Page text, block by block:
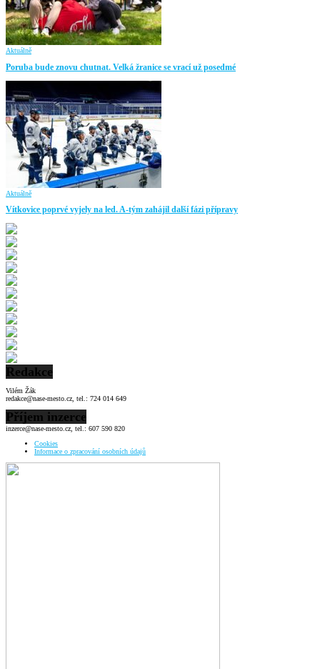
Aktuálně
Poruba bude znovu chutnat. Velká žranice se vrací už posedmé
Aktuálně
Vítkovice poprvé vyjely na led. A-tým zahájil další fázi přípravy
Redakce
Vilém Žák
redakce@nase-mesto.cz, tel.: 724 014 649
Příjem inzerce
inzerce@nase-mesto.cz, tel.: 607 590 820
Cookies
Informace o zpracování osobních údajů